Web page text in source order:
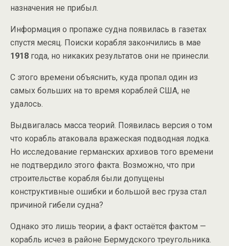
назначения не прибыл.
Информация о пропаже судна появилась в газетах
спустя месяц. Поиски корабля закончились в мае
1918 года, но никаких результатов они не принесли.
С этого времени объяснить, куда пропал один из
самых больших на то время кораблей США, не
удалось.
Выдвигалась масса теорий. Появилась версия о том
что корабль атаковала вражеская подводная лодка.
Но исследование германских архивов того времени
не подтвердило этого факта. Возможно, что при
строительстве корабля были допущены
конструктивные ошибки и большой вес груза стал
причиной гибели судна?
Однако это лишь теории, а факт остаётся фактом —
корабль исчез в районе Бермудского треугольника.